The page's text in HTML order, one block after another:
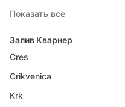
Показать все
Залив Кварнер
Cres
Crikvenica
Krk